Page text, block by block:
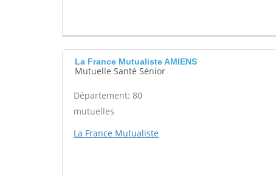
La France Mutualiste AMIENS
Mutuelle Santé Sénior
Département: 80
mutuelles
La France Mutualiste